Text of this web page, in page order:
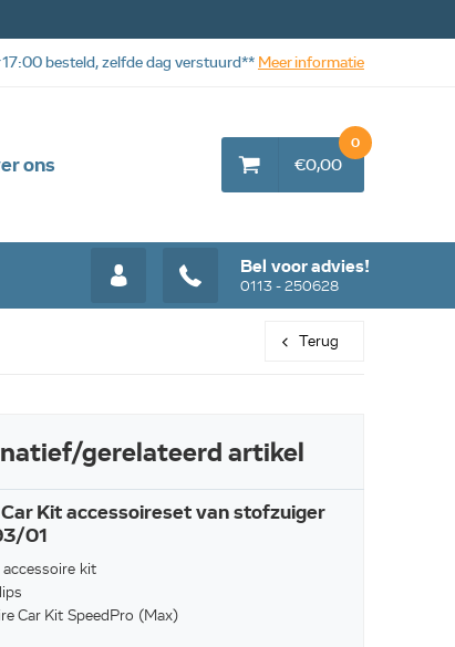
ons
Bel voor advies!
0113 - 250628
€0,00
0
besteld, zelfde dag verstuurd** Meer informatie
Terug
gerelateerd artikel
Kit accessoireset van stofzuiger
01
kit
Car Kit SpeedPro (Max)